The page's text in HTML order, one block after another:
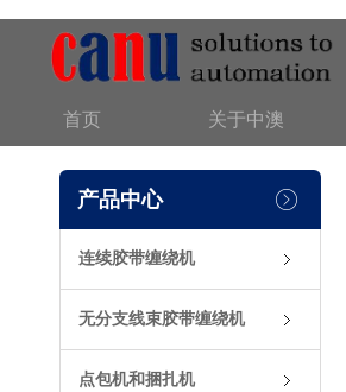
首页 关于中澳
产品中心
连续胶带缠绕机
无分支线束胶带缠绕机
点包机和捆扎机